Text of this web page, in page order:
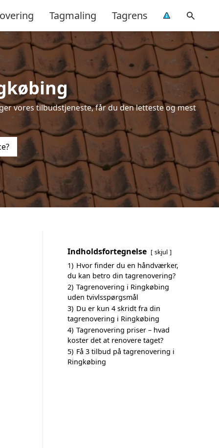
Tagmaling Tagrens
vores tilbudstjeneste, får du den letteste og mest
Indholdsfortegnelse skjul
1) Hvor finder du en håndværker,
du kan betro din tagrenovering?
2) Tagrenovering i Ringkøbing
uden tvivlsspørgsmål
3) Du er kun 4 skridt fra din
tagrenovering i Ringkøbing
4) Tagrenovering priser – hvad
koster det at renovere taget?
5) Få 3 tilbud på tagrenovering i
Ringkøbing